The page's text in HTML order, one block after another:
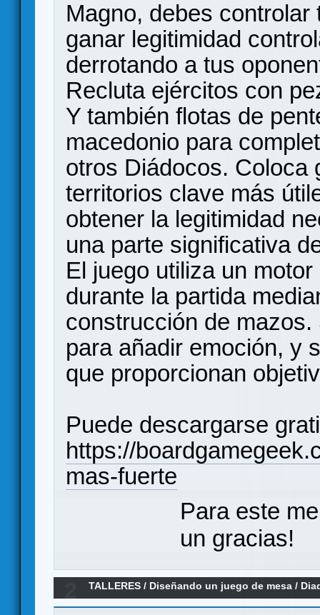
Magno, debes
ganar legitimidad
derrotando a tus
Recluta ejércitos con
Y también flotas de
macedonio para
otros Diádocos. Coloca
territorios clave más
obtener la legitimidad
una parte significativa
El juego utiliza un
durante la partida
construcción de
para añadir emoción, y
que proporcionan
Puede descargarse
https://
mas-fuerte
Para este
un gracias!
TALLERES / Diseñando un juego de mesa /
algo que debería existir